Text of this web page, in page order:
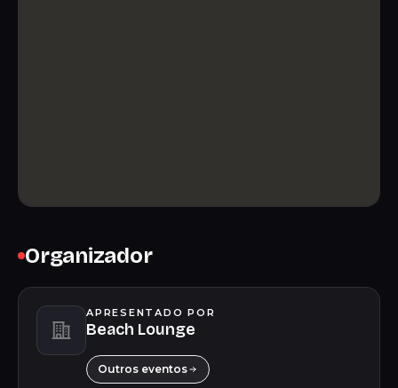
Organizador
APRESENTADO POR
Beach Lounge
Outros eventos